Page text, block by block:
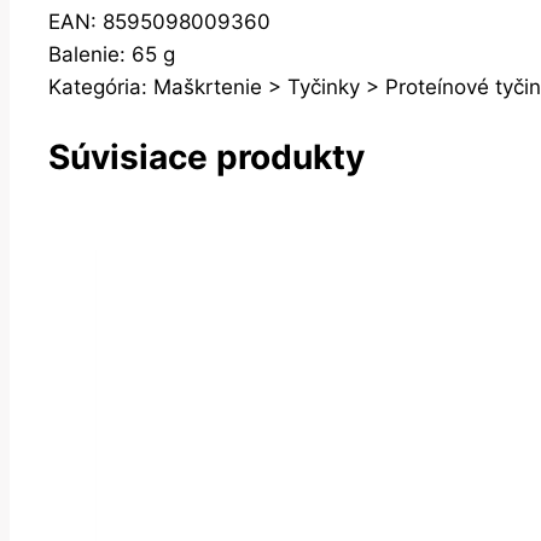
EAN: 8595098009360
Balenie: 65 g
Kategória: Maškrtenie > Tyčinky > Proteínové
Súvisiace produkty